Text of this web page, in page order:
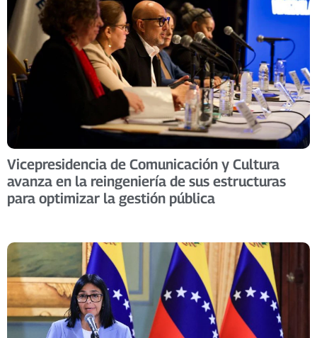
Vicepresidencia de Comunicación y Cultura
avanza en la reingeniería de sus estructuras
para optimizar la gestión pública